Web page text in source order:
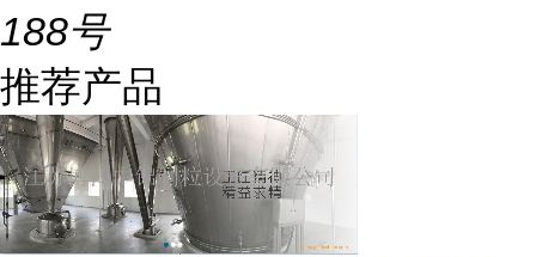
188号
推荐产品